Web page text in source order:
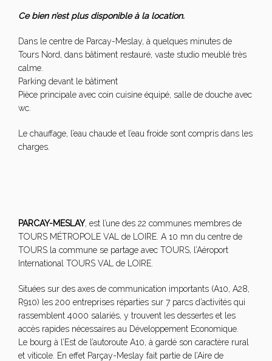
Ce bien n’est plus disponible à la location.
Dans le centre de Parcay-Meslay, à quelques minutes de
Tours Nord, dans bâtiment restauré, vaste studio meublé très
calme.
Parking devant le bâtiment
Pièce principale avec coin cuisine équipé, salle de douche avec
wc.
Le chauffage, l’eau chaude et l’eau froide sont compris dans les
charges.
PARCAY-MESLAY, est l’une des 22 communes membres de
TOURS MÉTROPOLE VAL de LOIRE. A 10 mn du centre de
TOURS la commune se partage avec TOURS, l’Aéroport
International TOURS VAL de LOIRE.
Situées sur des axes de communication importants (A10, A28,
R910) les 200 entreprises réparties sur 7 parcs d’activités qui
rassemblent 4000 salariés, y trouvent les dessertes et les
accès rapides nécessaires au Développement Economique.
Le bourg à l’Est de l’autoroute A10, à gardé son caractère rural
et viticole. En effet Parçay-Meslay fait partie de l’Aire de